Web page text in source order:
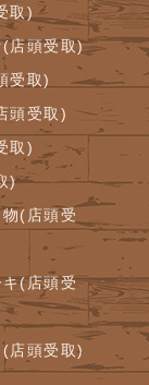
取)
(店頭受取)
受取)
頭受取)
取)
)
(店頭受
キ(店頭受
(店頭受取)